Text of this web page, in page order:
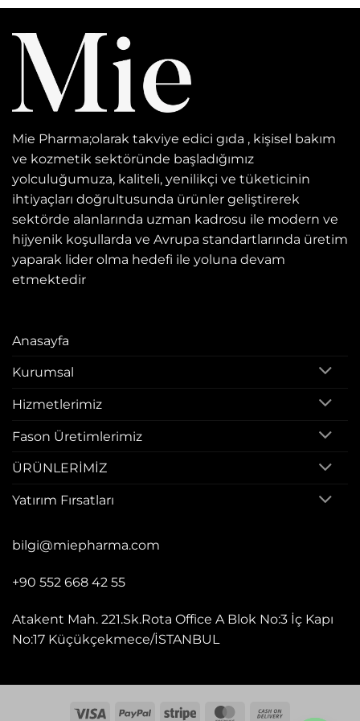
Mie Pharma;olarak takviye edici gıda , kişisel bakım
ve kozmetik sektöründe başladığımız
yolculuğumuza, kaliteli, yenilikçi ve tüketicinin
ihtiyaçları doğrultusunda ürünler geliştirerek
sektörde alanlarında uzman kadrosu ile modern ve
hijyenik koşullarda ve Avrupa standartlarında üretim
yaparak lider olma hedefi ile yoluna devam
etmektedir
Anasayfa
Kurumsal
Hizmetlerimiz
Fason Üretimlerimiz
ÜRÜNLERİMİZ
Yatırım Fırsatları
bilgi@miepharma.com
+90 552 668 42 55
Atakent Mah. 221.Sk.Rota Office A Blok No:3 İç Kapı
No:17 Küçükçekmece/İSTANBUL
Visa PayPal Stripe MasterCard